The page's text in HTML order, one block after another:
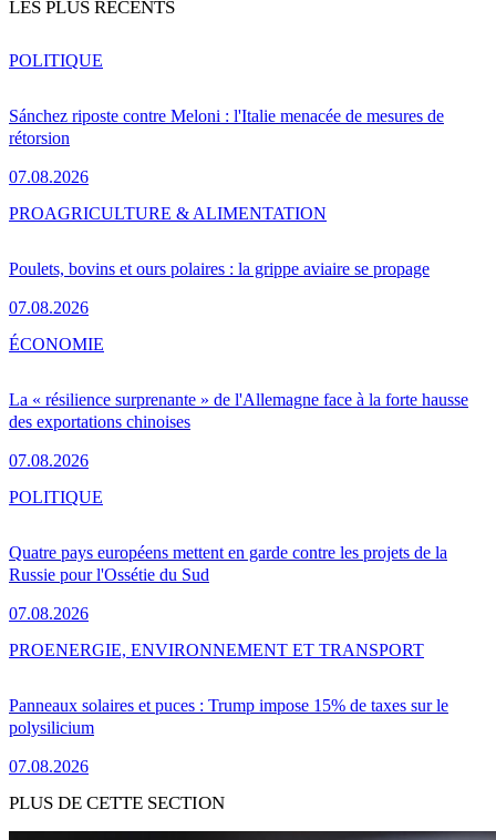
LES PLUS RÉCENTS
Sánchez riposte contre Meloni : l'Italie menacée de mesures de
rétorsion
07.08.2026
POLITIQUE
Poulets, bovins et ours polaires : la grippe aviaire se propage
07.08.2026
PROAGRICULTURE & ALIMENTATION
La « résilience surprenante » de l'Allemagne face à la forte hausse
des exportations chinoises
07.08.2026
ÉCONOMIE
Quatre pays européens mettent en garde contre les projets de la
Russie pour l'Ossétie du Sud
07.08.2026
POLITIQUE
Panneaux solaires et puces : Trump impose 15% de taxes sur le
polysilicium
07.08.2026
PROENERGIE, ENVIRONNEMENT ET TRANSPORT
PLUS DE CETTE SECTION